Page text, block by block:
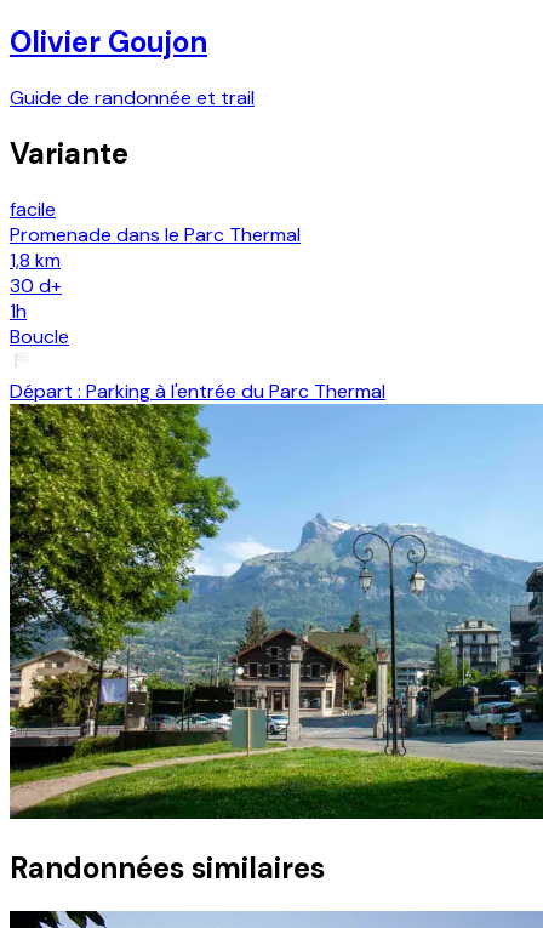
Olivier Goujon
Guide de randonnée et trail
Variante
facile
Promenade dans le Parc Thermal
1,8 km
30 d+
1h
Boucle
Départ : Parking à l'entrée du Parc Thermal
Randonnées similaires